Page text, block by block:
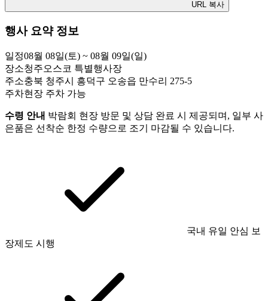
URL 복사
행사 요약 정보
일정08월 08일(토) ~ 08월 09일(일)
장소청주오스코 특별행사장
주소충북 청주시 흥덕구 오송읍 만수리 275-5
주차현장 주차 가능
수령 안내 박람회 현장 방문 및 상담 완료 시 제공되며, 일부 사
은품은 선착순 한정 수량으로 조기 마감될 수 있습니다.
국내 유일 안심 보
장제도 시행